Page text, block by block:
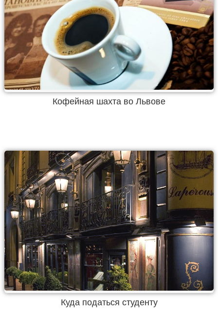
Кофейная шахта во Львове
Куда податься студенту